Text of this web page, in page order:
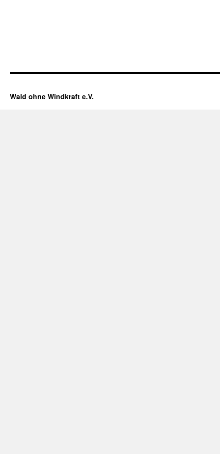
Wald ohne Windkraft e.V.